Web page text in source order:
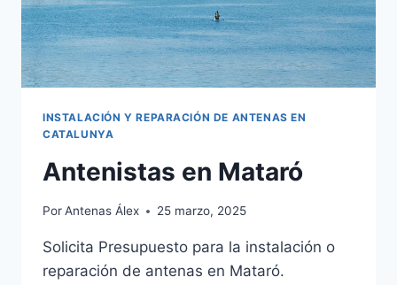
INSTALACIÓN Y REPARACIÓN DE ANTENAS EN
CATALUNYA
Antenistas en Mataró
PorAntenas Álex 25 marzo, 2025
Solicita Presupuesto para la instalación o
reparación de antenas en Mataró.